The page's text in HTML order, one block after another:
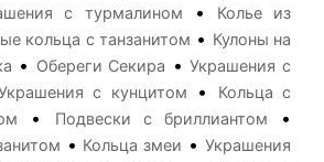
с турмалином •
Колье из
кольца с танзанитом • Кулоны на
• Обереги Секира •Украшения с
с кунцитом •
Кольца с
• Подвески с бриллиантом •
• Кольца змеи •Украшения